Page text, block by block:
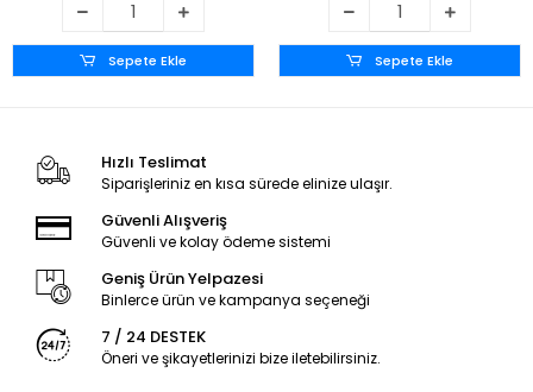
Sepete Ekle Sepete Ekle
Hızlı Teslimat
Siparişleriniz en kısa sürede elinize ulaşır.
Güvenli Alışveriş
Güvenli ve kolay ödeme sistemi
Geniş Ürün Yelpazesi
Binlerce ürün ve kampanya seçeneği
7 / 24 DESTEK
Öneri ve şikayetlerinizi bize iletebilirsiniz.